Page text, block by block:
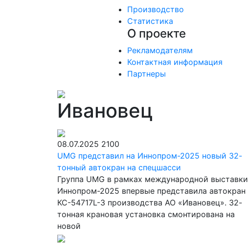
Производство
Статистика
О проекте
Рекламодателям
Контактная информация
Партнеры
Ивановец
08.07.2025 2100
UMG представил на Иннопром-2025 новый 32-
тонный автокран на спецшасси
Группа UMG в рамках международной выставки
Иннопром-2025 впервые представила автокран
КС-54717L-3 производства АО «Ивановец». 32-
тонная крановая установка смонтирована на
новой